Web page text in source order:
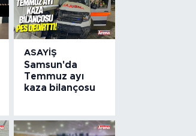
ASAYIŞ
Samsun'da
Temmuz ayı
kaza bilançosu